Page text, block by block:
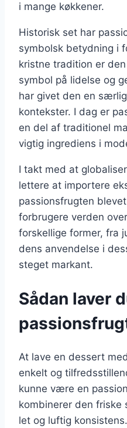
i mange køkkener.
Historisk set har
symbolsk betydning i
kristne tradition er
symbol på lidelse og
har givet den en
kontekster. I dag er
en del af traditionel
vigtig ingrediens i
I takt med at
lettere at importere
passionsfrugten
forbrugere verden
forskellige former, fra
dens anvendelse i
steget markant.
Sådan laver
At lave en dessert
enkelt og
kunne være en
kombinerer den friske
let og luftig